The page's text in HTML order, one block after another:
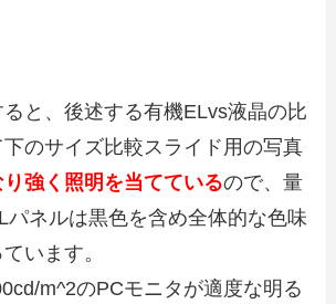
と、後述する有機ELvs液晶の比
のサイズ比較スライド用の写真
強く照明を当てているので、量
パネルは黒色を含め全体的な色味
います。
m^2のPCモニタが適度な明る